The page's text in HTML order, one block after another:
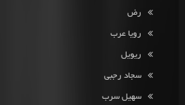
رض
رویا عرب
ریویل
سجاد رجبی
سهیل سرب